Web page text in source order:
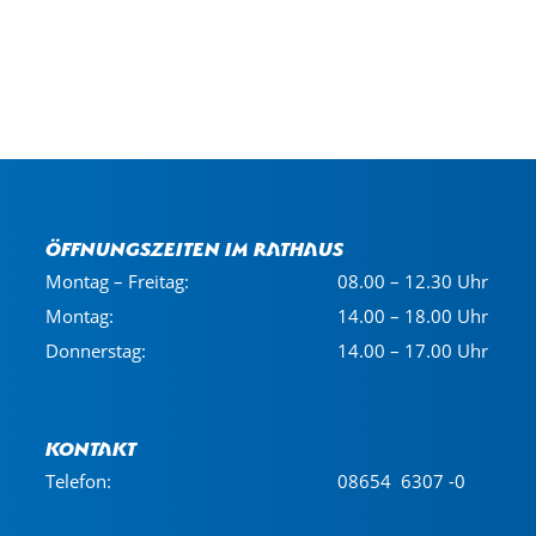
Öffnungszeiten im Rathaus
Montag – Freitag:
08.00 – 12.30 Uhr
Montag:
14.00 – 18.00 Uhr
Donnerstag:
14.00 – 17.00 Uhr
Kontakt
Telefon: 08654 6307 -0